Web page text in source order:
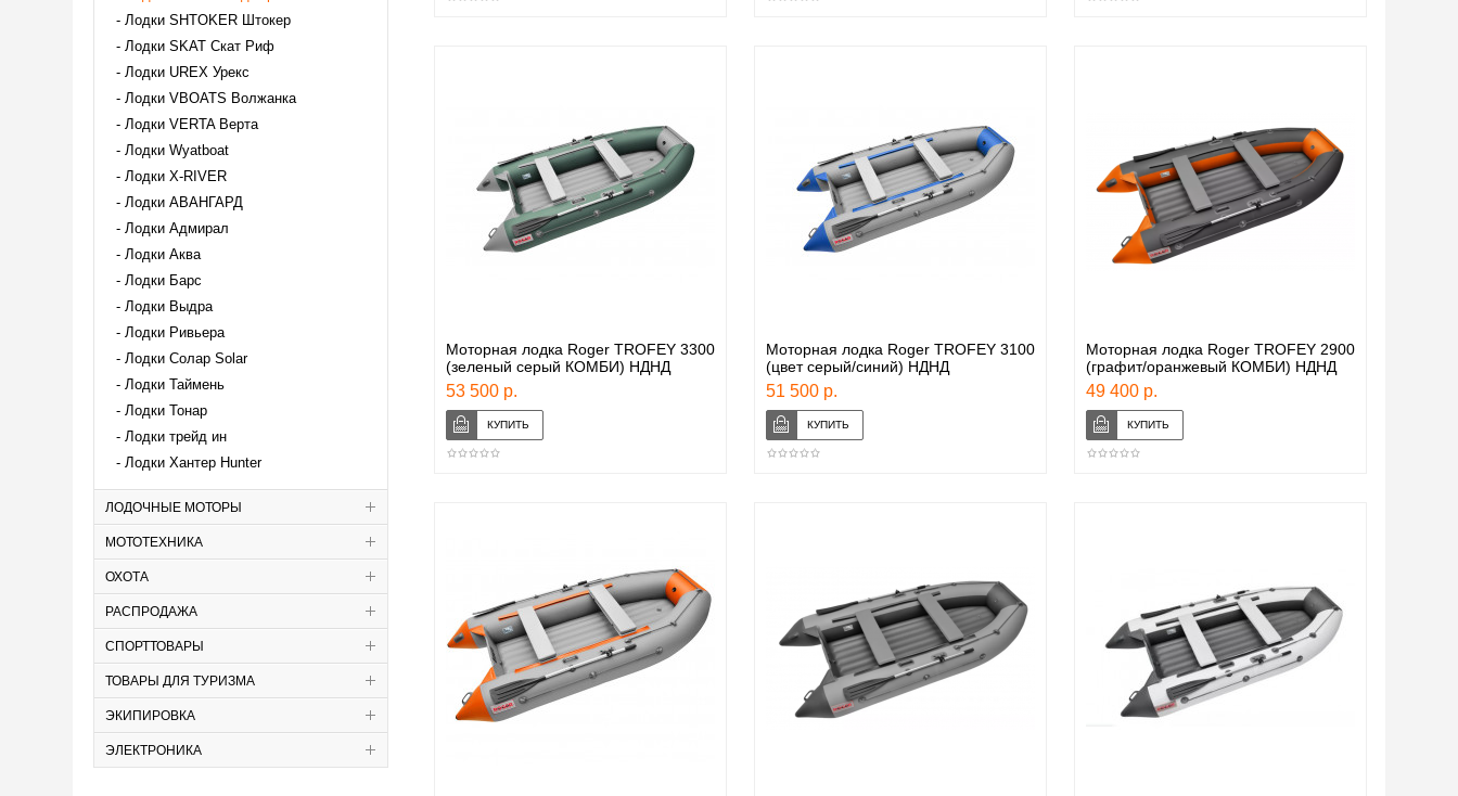
Лодки SHTOKER Штокер
Лодки SKAT Скат Риф
Лодки UREX Урекс
Лодки VBOATS Волжанка
Лодки VERTA Верта
Лодки Wyatboat
Лодки X-RIVER
Лодки АВАНГАРД
Лодки Адмирал
Лодки Аква
Лодки Барс
Лодки Выдра
Лодки Ривьера
Лодки Солар Solar
Лодки Таймень
Лодки Тонар
Лодки трейд ин
Лодки Хантер Hunter
ЛОДОЧНЫЕ МОТОРЫ
МОТОТЕХНИКА
ОХОТА
РАСПРОДАЖА
СПОРТТОВАРЫ
ТОВАРЫ ДЛЯ ТУРИЗМА
ЭКИПИРОВКА
ЭЛЕКТРОНИКА
Моторная лодка Roger TROFEY 3300
(зеленый серый КОМБИ) НДНД
53 500 р.
Моторная лодка Roger TROFEY 3100
(цвет серый/синий) НДНД
51 500 р.
Моторная лодка Roger TROFEY 2900
(графит/оранжевый КОМБИ) НДНД
49 400 р.